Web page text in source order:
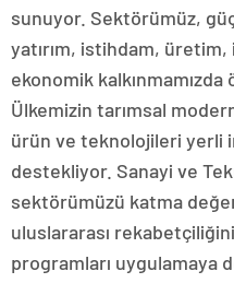
sunuyor. Sektörümüz,
yatırım, istihdam,
ekonomik
Ülkemizin tarımsal
ürün ve teknolojileri yerli
destekliyor. Sanayi ve
sektörümüzü katma
uluslararası
programları uygulamaya